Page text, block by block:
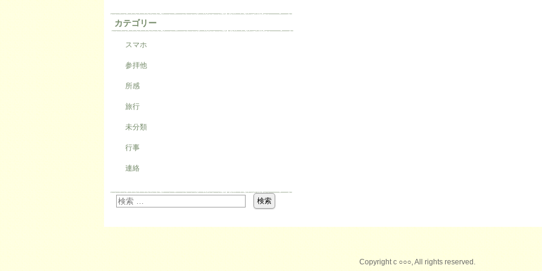
カテゴリー
スマホ
参拝他
所感
旅行
未分類
行事
連絡
Copyright c ○○○, All rights reserved.